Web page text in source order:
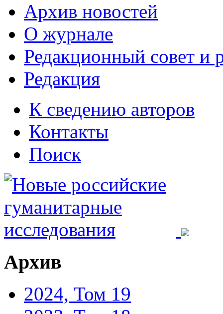
Архив новостей
О журнале
Редакционный совет и
Редакция
К сведению авторов
Контакты
Поиск
Архив
2024, Том 19